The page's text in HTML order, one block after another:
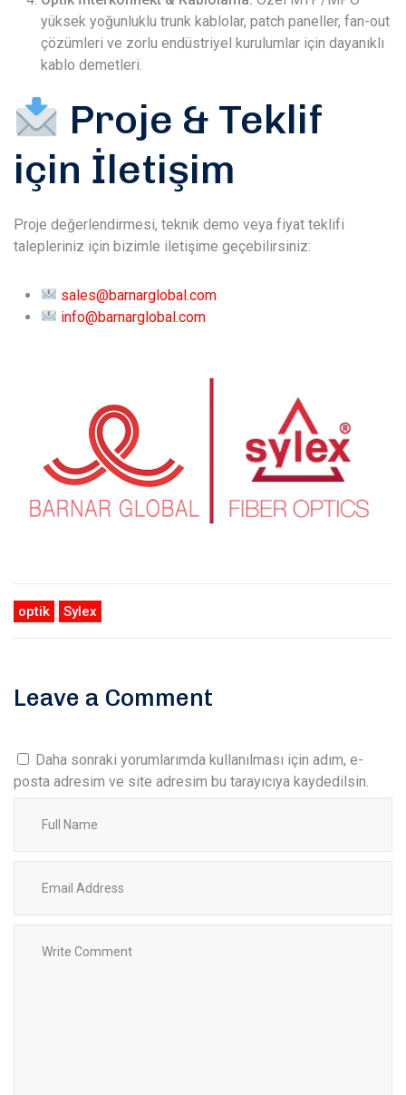
yüksek yoğunluklu trunk kablolar, patch paneller, fan-out
çözümleri ve zorlu endüstriyel kurulumlar için dayanıklı
kablo demetleri.
Proje & Teklif
için İletişim
Proje değerlendirmesi, teknik demo veya fiyat teklifi
talepleriniz için bizimle iletişime geçebilirsiniz:
sales@barnarglobal.com
info@barnarglobal.com
optik Sylex
Leave a Comment
Daha sonraki yorumlarımda kullanılması için adım, e-
posta adresim ve site adresim bu tarayıcıya kaydedilsin.